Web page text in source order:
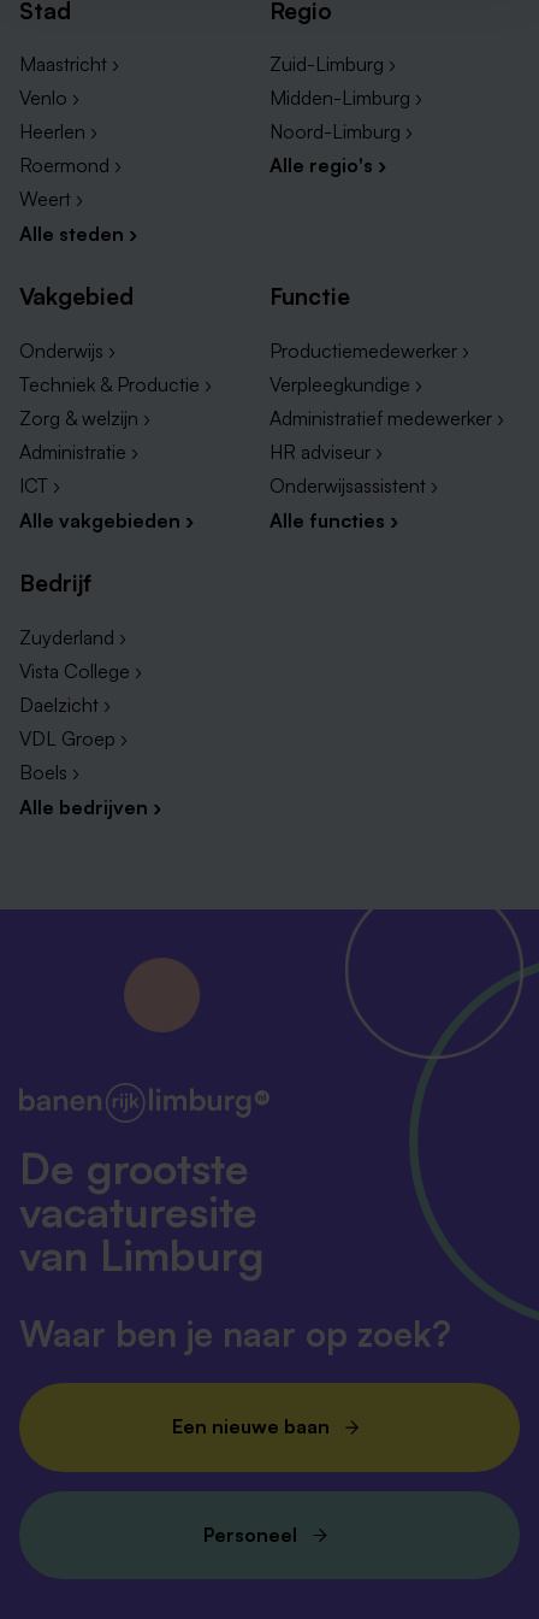
Stad
Maastricht ›
Venlo ›
Heerlen ›
Roermond ›
Weert ›
Alle steden ›
Regio
Zuid-Limburg ›
Midden-Limburg ›
Noord-Limburg ›
Alle regio's ›
Vakgebied
Onderwijs ›
Techniek & Productie ›
Zorg & welzijn ›
Administratie ›
ICT ›
Alle vakgebieden ›
Functie
Productiemedewerker ›
Verpleegkundige ›
Administratief medewerker ›
HR adviseur ›
Onderwijsassistent ›
Alle functies ›
Bedrijf
Zuyderland ›
Vista College ›
Daelzicht ›
VDL Groep ›
Boels ›
Alle bedrijven ›
De grootste
vacaturesite
van Limburg
Waar ben je naar op zoek?
Een nieuwe baan
Personeel